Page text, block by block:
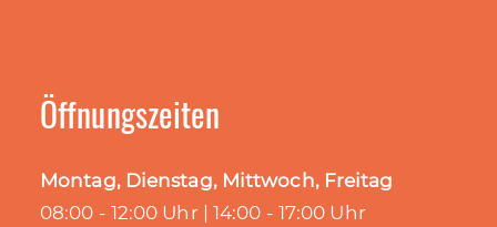
Öffnungszeiten
Montag, Dienstag, Mittwoch, Freitag
08:00 - 12:00 Uhr | 14:00 - 17:00 Uhr